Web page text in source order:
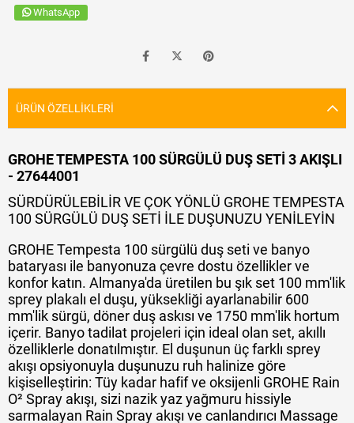
WhatsApp
ÜRÜN ÖZELLIKLERI
GROHE TEMPESTA 100 SÜRGÜLÜ DUŞ SETİ 3 AKIŞLI
- 27644001
SÜRDÜRÜLEBİLİR VE ÇOK YÖNLÜ GROHE TEMPESTA
100 SÜRGÜLÜ DUŞ SETİ İLE DUŞUNUZU YENİLEYİN
GROHE Tempesta 100 sürgülü duş seti ve banyo
bataryası ile banyonuza çevre dostu özellikler ve
konfor katın. Almanya'da üretilen bu şık set 100 mm'lik
sprey plakalı el duşu, yüksekliği ayarlanabilir 600
mm'lik sürgü, döner duş askısı ve 1750 mm'lik hortum
içerir. Banyo tadilat projeleri için ideal olan set, akıllı
özelliklerle donatılmıştır. El duşunun üç farklı sprey
akışı opsiyonuyla duşunuzu ruh halinize göre
kişiselleştirin: Tüy kadar hafif ve oksijenli GROHE Rain
O² Spray akışı, sizi nazik yaz yağmuru hissiyle
sarmalayan Rain Spray akışı ve canlandırıcı Massage